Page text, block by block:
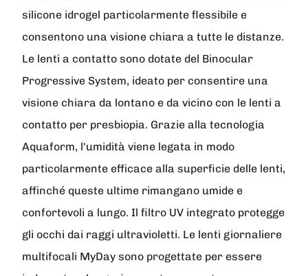
silicone idrogel particolarmente flessibile e
consentono una visione chiara a tutte le distanze.
Le lenti a contatto sono dotate del Binocular
Progressive System, ideato per consentire una
visione chiara da lontano e da vicino con le lenti a
contatto per presbiopia. Grazie alla tecnologia
Aquaform, l'umidità viene legata in modo
particolarmente efficace alla superficie delle lenti,
affinché queste ultime rimangano umide e
confortevoli a lungo. Il filtro UV integrato protegge
gli occhi dai raggi ultravioletti. Le lenti giornaliere
multifocali MyDay sono progettate per essere